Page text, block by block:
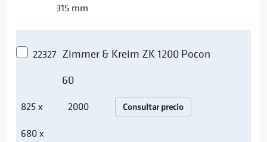
315 mm
22327 Zimmer & Kreim ZK 1200 Pocon
60
825 x
680 x
2000 Consultar precio